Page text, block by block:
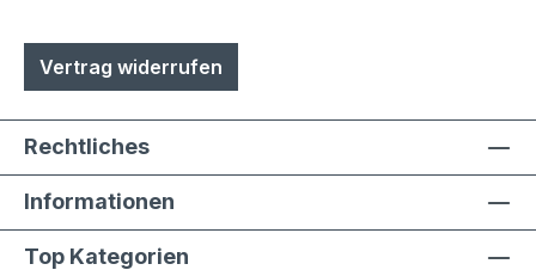
Vertrag widerrufen
Rechtliches
Informationen
Top Kategorien